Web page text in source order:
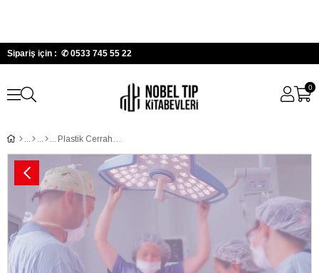
Sipariş için : ✆ 0533 745 55 22
0
Plastik Cerrahi Acilleri: Esasları, Teknikleri ve Prensipleri